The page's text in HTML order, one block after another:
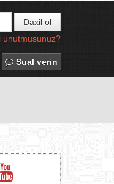
Daxil ol
unutmusunuz?
Sual verin